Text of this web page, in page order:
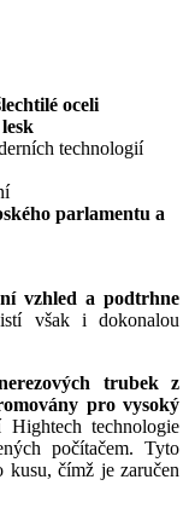
oceli
technologií
parlamentu a
vzhled a podtrhne
však i dokonalou
trubek z
pro vysoký
technologie
počítačem. Tyto
čímž je zaručen